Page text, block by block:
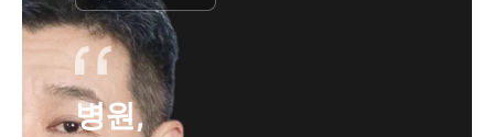
병원,